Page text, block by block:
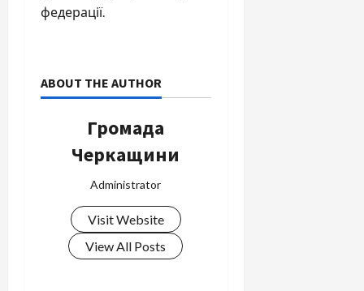
федерації.
ABOUT THE AUTHOR
Громада
Черкащини
Administrator
Visit Website
View All Posts